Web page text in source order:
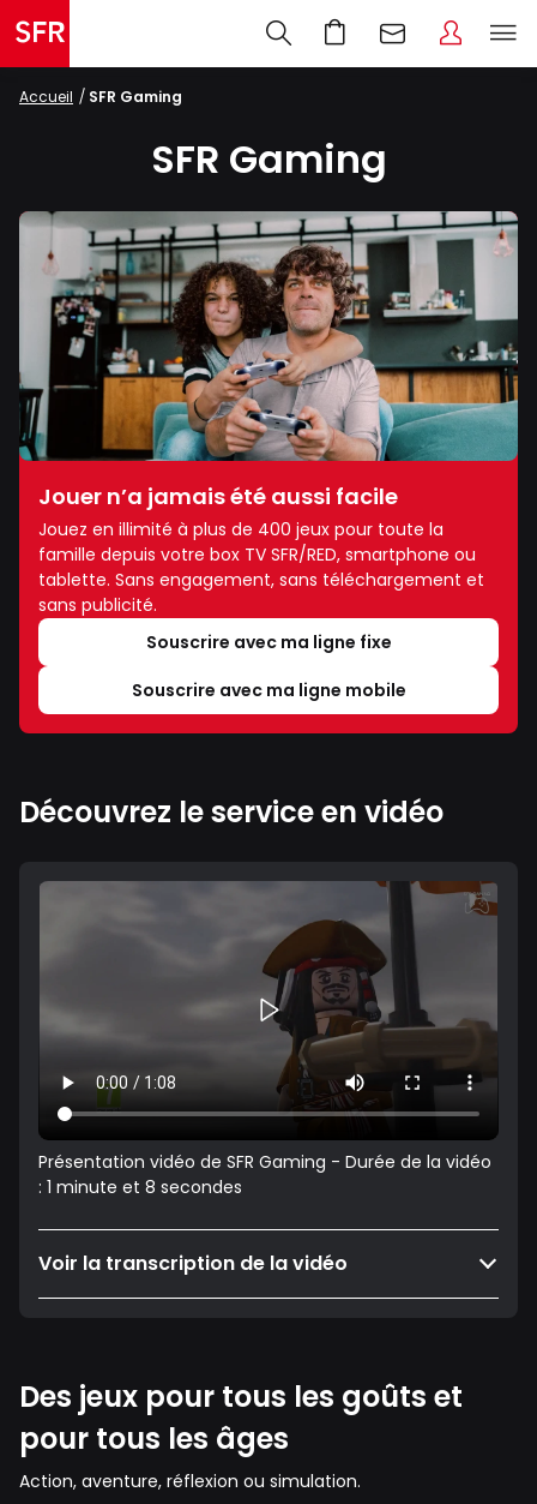
Accueil SFR Gaming
SFR Gaming
Jouer n’a jamais été aussi facile
Jouez en illimité à plus de 400 jeux pour toute la
famille depuis votre box TV SFR/RED, smartphone ou
tablette. Sans engagement, sans téléchargement et
sans publicité.
Souscrire avec ma ligne fixe
Souscrire avec ma ligne mobile
Découvrez le service en vidéo
Présentation vidéo de SFR Gaming - Durée de la vidéo
: 1 minute et 8 secondes
Voir la transcription de la vidéo
Des jeux pour tous les goûts et
pour tous les âges
Action, aventure, réflexion ou simulation.